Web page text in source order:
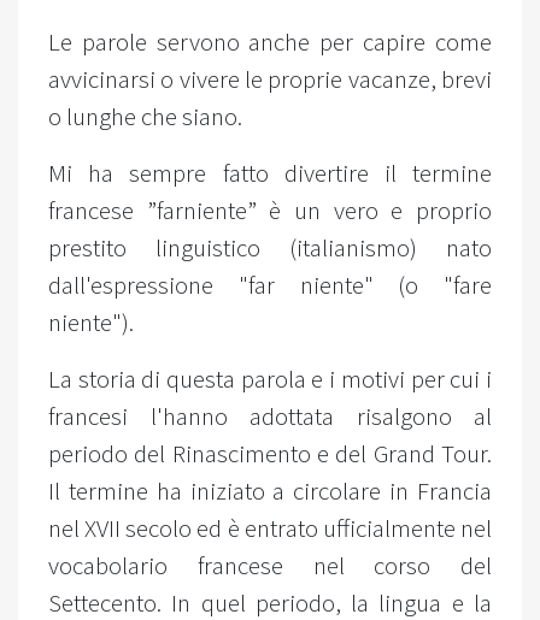
Le parole servono anche per capire come
avvicinarsi o vivere le proprie vacanze, brevi
o lunghe che siano.
Mi ha sempre fatto divertire il termine
francese ”farniente” è un vero e proprio
prestito linguistico (italianismo) nato
dall'espressione "far niente" (o "fare
niente").
La storia di questa parola e i motivi per cui i
francesi l'hanno adottata risalgono al
periodo del Rinascimento e del Grand Tour.
Il termine ha iniziato a circolare in Francia
nel XVII secolo ed è entrato ufficialmente nel
vocabolario francese nel corso del
Settecento. In quel periodo, la lingua e la